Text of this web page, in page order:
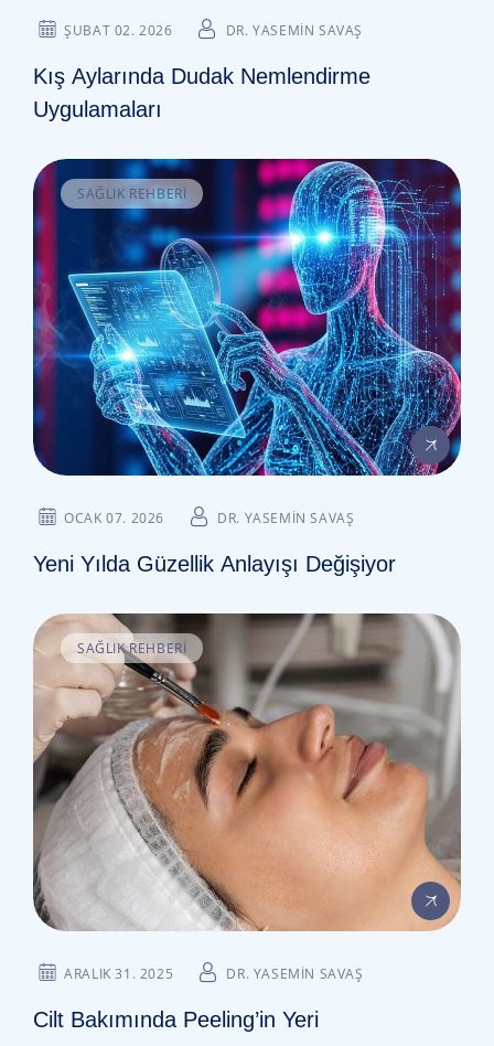
ŞUBAT 02. 2026 DR. YASEMIN SAVAŞ
Kış Aylarında Dudak Nemlendirme
Uygulamaları
SAĞLIK REHBERI
OCAK 07. 2026 DR. YASEMIN SAVAŞ
Yeni Yılda Güzellik Anlayışı Değişiyor
SAĞLIK REHBERI
ARALIK 31. 2025 DR. YASEMIN SAVAŞ
Cilt Bakımında Peeling’in Yeri